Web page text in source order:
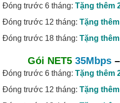
Đóng trước 6 tháng: Tặng thêm
Đóng trước 12 tháng: Tặng
Đóng trước 18 tháng: Tặng
Gói NET535Mbps–
Đóng trước 6 tháng: Tặng thêm
Đóng trước 12 tháng: Tặng